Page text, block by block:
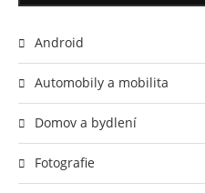
Android
Automobily a mobilita
Domov a bydlení
Fotografie